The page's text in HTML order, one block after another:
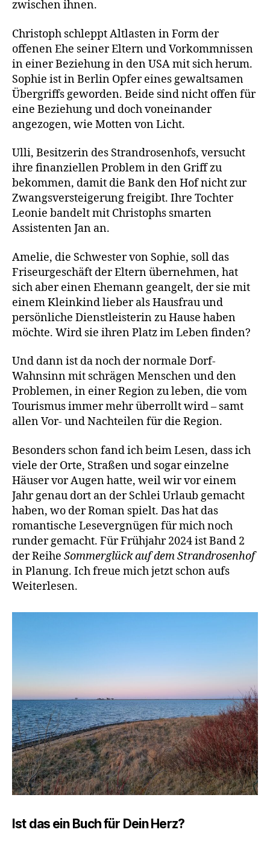
zwischen ihnen.
Christoph schleppt Altlasten in Form der
offenen Ehe seiner Eltern und Vorkommnissen
in einer Beziehung in den USA mit sich herum.
Sophie ist in Berlin Opfer eines gewaltsamen
Übergriffs geworden. Beide sind nicht offen für
eine Beziehung und doch voneinander
angezogen, wie Motten von Licht.
Ulli, Besitzerin des Strandrosenhofs, versucht
ihre finanziellen Problem in den Griff zu
bekommen, damit die Bank den Hof nicht zur
Zwangsversteigerung freigibt. Ihre Tochter
Leonie bandelt mit Christophs smarten
Assistenten Jan an.
Amelie, die Schwester von Sophie, soll das
Friseurgeschäft der Eltern übernehmen, hat
sich aber einen Ehemann geangelt, der sie mit
einem Kleinkind lieber als Hausfrau und
persönliche Dienstleisterin zu Hause haben
möchte. Wird sie ihren Platz im Leben finden?
Und dann ist da noch der normale Dorf-
Wahnsinn mit schrägen Menschen und den
Problemen, in einer Region zu leben, die vom
Tourismus immer mehr überrollt wird – samt
allen Vor- und Nachteilen für die Region.
Besonders schon fand ich beim Lesen, dass ich
viele der Orte, Straßen und sogar einzelne
Häuser vor Augen hatte, weil wir vor einem
Jahr genau dort an der Schlei Urlaub gemacht
haben, wo der Roman spielt. Das hat das
romantische Lesevergnügen für mich noch
runder gemacht. Für Frühjahr 2024 ist Band 2
der Reihe Sommerglück auf dem Strandrosenhof
in Planung. Ich freue mich jetzt schon aufs
Weiterlesen.
Ist das ein Buch für Dein Herz?